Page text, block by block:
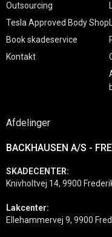
Outsourcing
Tesla Approved Body Shop
Book skadeservice
Kontakt
Afdelinger
BACKHAUSEN A/S -
SKADECENTER:
Knivholtvej 14, 9900
Lakcenter:
Ellehammervej 9, 9900